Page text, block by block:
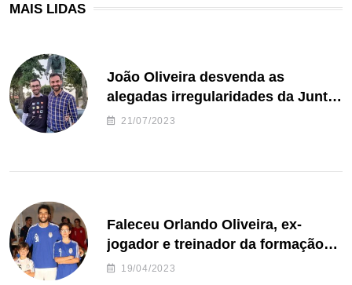
MAIS LIDAS
João Oliveira desvenda as
alegadas irregularidades da Junta
de Freguesia S. João de Ver
21/07/2023
Faleceu Orlando Oliveira, ex-
jogador e treinador da formação
de andebol do Feirense
19/04/2023